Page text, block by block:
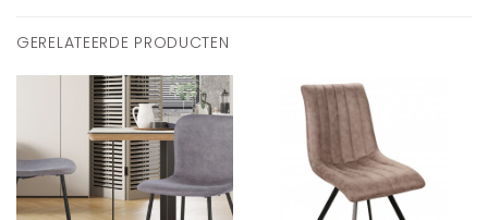
GERELATEERDE PRODUCTEN